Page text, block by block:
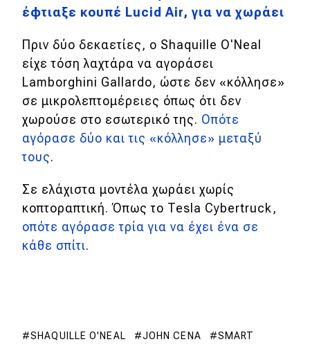
έφτιαξε κουπέ Lucid Air, για να χωράει
Πριν δύο δεκαετίες, ο Shaquille O'Neal
είχε τόση λαχτάρα να αγοράσει
Lamborghini Gallardo, ώστε δεν «κόλλησε»
σε μικρολεπτομέρειες όπως ότι δεν
χωρούσε στο εσωτερικό της. Οπότε
αγόρασε δύο και τις «κόλλησε» μεταξύ
τους.
Σε ελάχιστα μοντέλα χωράει χωρίς
κοπτοραπτική. Όπως το Tesla Cybertruck,
οπότε αγόρασε τρία για να έχει ένα σε
κάθε σπίτι.
SHAQUILLE O'NEAL JOHN CENA
SMART